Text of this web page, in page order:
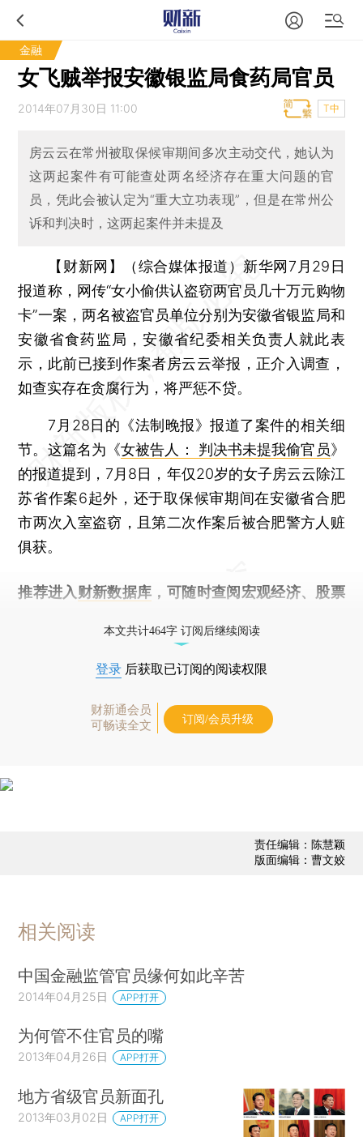
金融
女飞贼举报安徽银监局食药局官员
2014年07月30日 11:00 T中
房云云在常州被取保候审期间多次主动交代，她认为
这两起案件有可能查处两名经济存在重大问题的官
员，凭此会被认定为“重大立功表现”，但是在常州公
诉和判决时，这两起案件并未提及
【财新网】（综合媒体报道） 新华网7月29日
报道称，网传“女小偷供认盗窃两官员几十万元购物
卡”一案，两名被盗官员单位分别为安徽省银监局和
安徽省食药监局，安徽省纪委相关负责人就此表
示，此前已接到作案者房云云举报，正介入调查，
如查实存在贪腐行为，将严惩不贷。
7月28日的《法制晚报》报道了案件的相关细
节。这篇名为《女被告人： 判决书未提我偷官员》
的报道提到，7月8日，年仅20岁的女子房云云除江
苏省作案6起外，还于取保候审期间在安徽省合肥
市两次入室盗窃，且第二次作案后被合肥警方人赃
俱获。
推荐进入 财新数据库 ，可随时查阅宏观经济、股票
本文共计464字 订阅后继续阅读
登录 后获取已订阅的阅读权限
财新通会员
可畅读全文
订阅/会员升级
责任编辑：陈慧颖
版面编辑：曹文姣
相关阅读
中国金融监管官员缘何如此辛苦
2014年04月25日 APP打开
为何管不住官员的嘴
2013年04月26日 APP打开
地方省级官员新面孔
2013年03月02日 APP打开